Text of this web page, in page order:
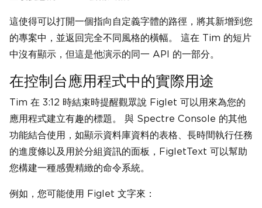
這使得可以打開一個指向自定義字體的路徑，將其新增到您
的專案中，並返回完全不同風格的橫幅。 這在 Tim 的短片
中沒有顯示，但這是他演示的同一 API 的一部分。
在控制台應用程式中的實際用途
Tim 在 3:12 時結束時提醒觀眾說 Figlet 可以用來為您的
應用程式建立有趣的標題。 與 Spectre Console 的其他
功能結合使用，如顯示資料庫資料的表格、長時間執行任務
的進度條以及用於分組資訊的面板，FigletText 可以幫助
您構建一種感覺精緻的命令系統。
例如，您可能使用 Figlet 文字來：